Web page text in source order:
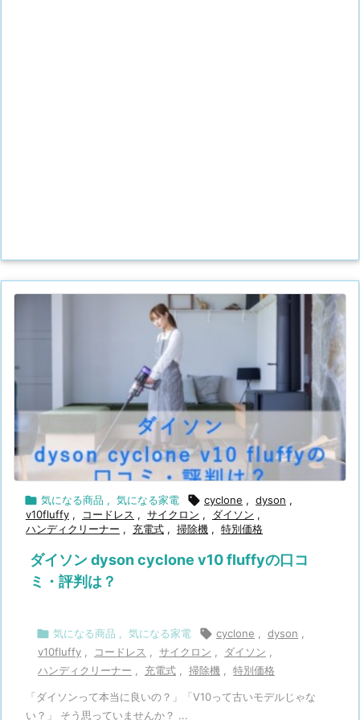
 気になる商品 , 気になる家電  cyclone , dyson ,
v10fluffy , コードレス , サイクロン , ダイソン ,
ハンディクリーナー , 充電式 , 掃除機 , 特別価格
ダイソン dyson cyclone v10 fluffyの口コ
ミ・評判は？
 気になる商品 気になる家電  cyclone dyson
v10fluffy
コードレス サイクロン ダイソン
ハンディクリーナー
充電式 掃除機 特別価格
「ダイソンって本当に良いの？」「V10って古いモデルじゃな
い？」 そう思っていませんか？ ...